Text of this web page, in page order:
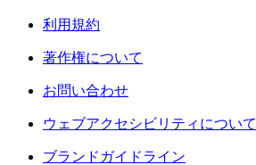
利用規約
著作権について
お問い合わせ
ウェブアクセシビリティについて
ブランドガイドライン